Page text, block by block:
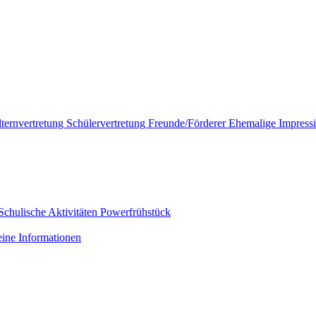
Schülervertretung Freunde/FördererEhemalige
Aktivitäten Powerfrühstück
Informationen